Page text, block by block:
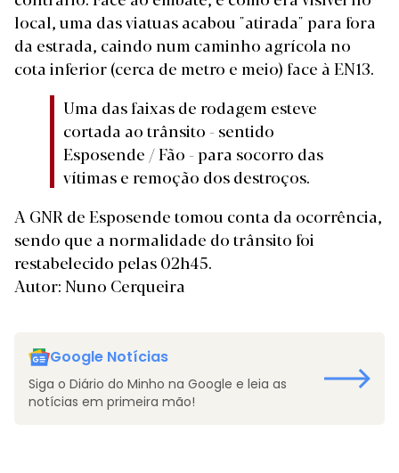
local, uma das viatuas acabou "atirada" para fora
da estrada, caindo num caminho agrícola no
cota inferior (cerca de metro e meio) face à EN13.
Uma das faixas de rodagem esteve
cortada ao trânsito - sentido
Esposende / Fão - para socorro das
vítimas e remoção dos destroços.
A GNR de Esposende tomou conta da ocorrência,
sendo que a normalidade do trânsito foi
restabelecido pelas 02h45.
Autor: Nuno Cerqueira
Google Notícias
Siga o Diário do Minho na Google e leia as
notícias em primeira mão!